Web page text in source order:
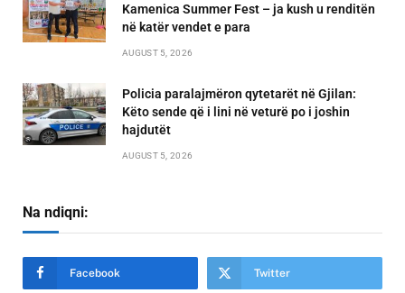
Kamenica Summer Fest – ja kush u renditën
në katër vendet e para
AUGUST 5, 2026
Policia paralajmëron qytetarët në Gjilan:
Këto sende që i lini në veturë po i joshin
hajdutët
AUGUST 5, 2026
Na ndiqni:
Facebook Twitter